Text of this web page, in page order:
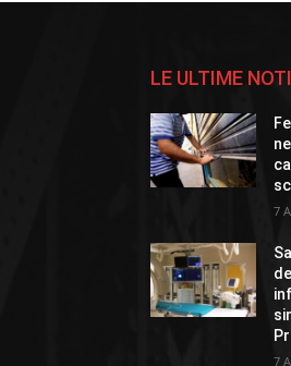
LE ULTIME
7
7